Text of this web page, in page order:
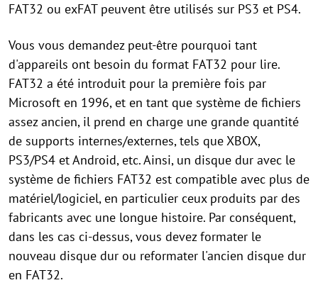
FAT32 ou exFAT peuvent être utilisés sur PS3 et PS4.
Vous vous demandez peut-être pourquoi tant
d'appareils ont besoin du format FAT32 pour lire.
FAT32 a été introduit pour la première fois par
Microsoft en 1996, et en tant que système de fichiers
assez ancien, il prend en charge une grande quantité
de supports internes/externes, tels que XBOX,
PS3/PS4 et Android, etc. Ainsi, un disque dur avec le
système de fichiers FAT32 est compatible avec plus de
matériel/logiciel, en particulier ceux produits par des
fabricants avec une longue histoire. Par conséquent,
dans les cas ci-dessus, vous devez formater le
nouveau disque dur ou reformater l'ancien disque dur
en FAT32.